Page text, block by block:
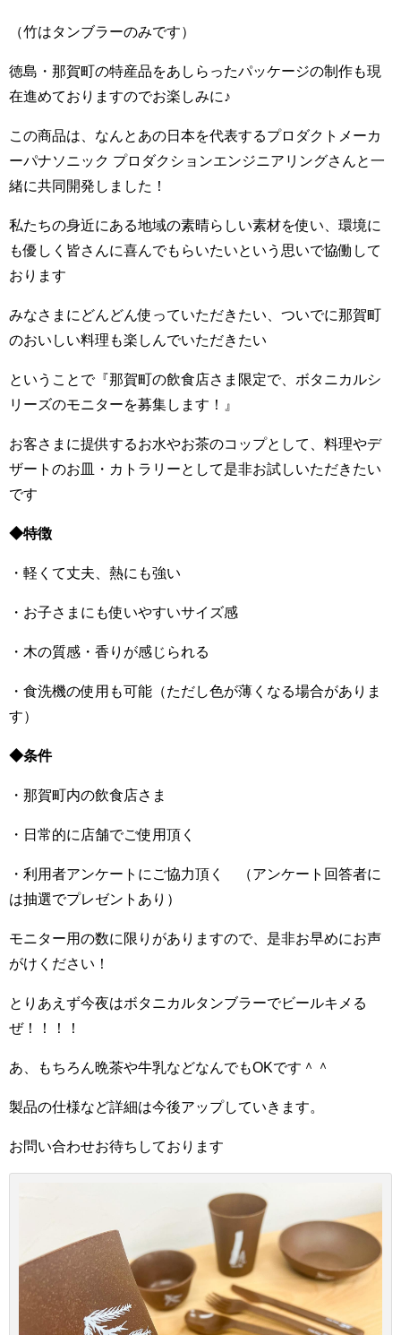
（竹はタンブラーのみです）
徳島・那賀町の特産品をあしらったパッケージの制作も現
在進めておりますのでお楽しみに♪
この商品は、なんとあの日本を代表するプロダクトメーカ
ーパナソニック プロダクションエンジニアリングさんと一
緒に共同開発しました！
私たちの身近にある地域の素晴らしい素材を使い、環境に
も優しく皆さんに喜んでもらいたいという思いで協働して
おります
みなさまにどんどん使っていただきたい、ついでに那賀町
のおいしい料理も楽しんでいただきたい
ということで『那賀町の飲食店さま限定で、ボタニカルシ
リーズのモニターを募集します！』
お客さまに提供するお水やお茶のコップとして、料理やデ
ザートのお皿・カトラリーとして是非お試しいただきたい
です️
◆特徴
・軽くて丈夫、熱にも強い
・お子さまにも使いやすいサイズ感
・木の質感・香りが感じられる
・食洗機の使用も可能（ただし色が薄くなる場合がありま
す）
◆条件
・那賀町内の飲食店さま
・日常的に店舗でご使用頂く
・利用者アンケートにご協力頂く （アンケート回答者に
は抽選でプレゼントあり）
モニター用の数に限りがありますので、是非お早めにお声
がけください！
とりあえず今夜はボタニカルタンブラーでビールキメる
ぜ！！！！
あ、もちろん晩茶や牛乳などなんでもOKです＾＾
製品の仕様など詳細は今後アップしていきます。
お問い合わせお待ちしております